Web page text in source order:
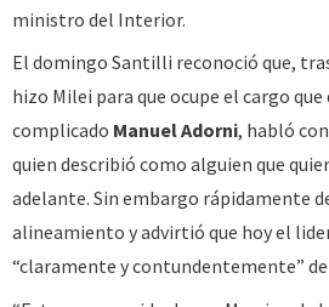
ministro del Interior.
El domingo Santilli reconoció que,
hizo Milei para que ocupe el cargo que
complicado Manuel Adorni, habló
quien describió como alguien que
adelante. Sin embargo rápidamente
alineamiento y advirtió que hoy el
“claramente y contundentemente”